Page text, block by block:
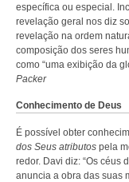
específica ou especial.
revelação geral nos diz
revelação na ordem
composição dos seres
como “uma exibição da
Packer
Conhecimento de Deus
É possível obter
dos Seus atributos pela
redor. Davi diz: “Os céus
anuncia a obra das suas